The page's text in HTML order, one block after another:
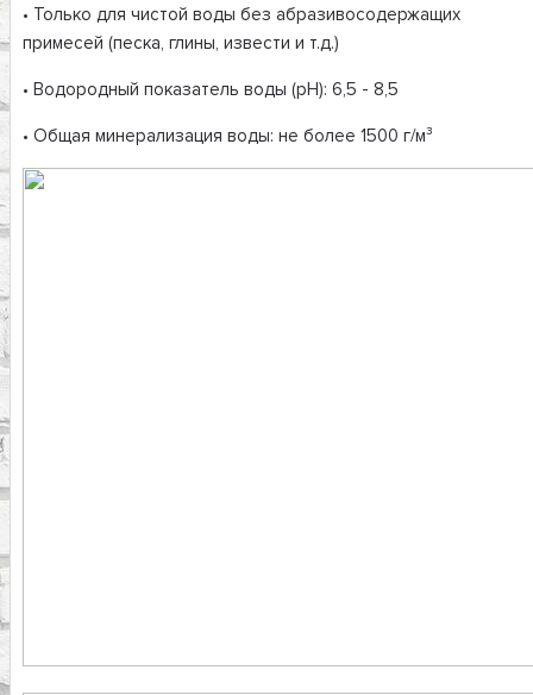
• Только для чистой воды без абразивосодержащих
примесей (песка, глины, извести и т.д.)
• Водородный показатель воды (рН): 6,5 - 8,5
• Общая минерализация воды: не более 1500 г/м³